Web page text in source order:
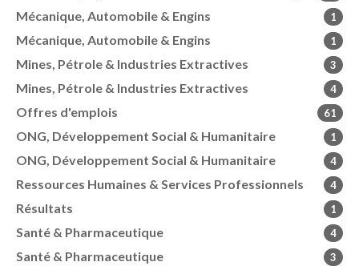
Mécanique, Automobile & Engins 1
Mécanique, Automobile & Engins 1
Mines, Pétrole & Industries Extractives 3
Mines, Pétrole & Industries Extractives 4
Offres d'emplois 61
ONG, Développement Social & Humanitaire 1
ONG, Développement Social & Humanitaire 4
Ressources Humaines & Services Professionnels 4
Résultats 1
Santé & Pharmaceutique 4
Santé & Pharmaceutique 3